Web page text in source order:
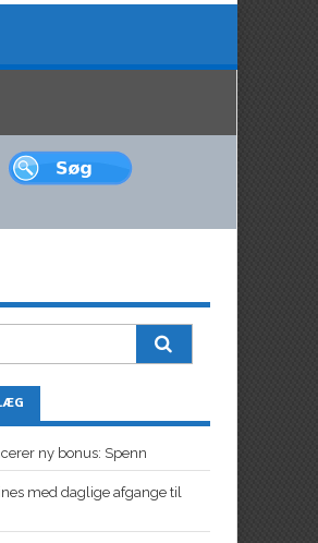
ny bonus: Spenn
med daglige afgange til